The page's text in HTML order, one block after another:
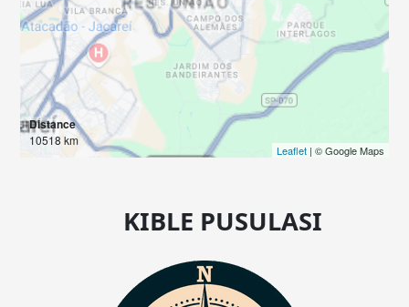
Distance
10518 km
Leaflet| © Google Maps
KIBLE PUSULASI